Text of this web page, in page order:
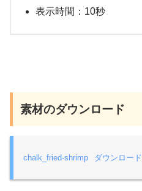
表示時間：10秒
素材のダウンロード
chalk_fried-shrimp ダウンロード